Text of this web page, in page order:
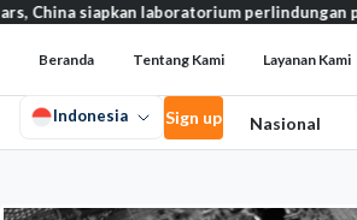
siapkan laboratorium perlindungan planet
Beranda Tentang Kami Layanan Kami
Indonesia Sign up Nasional